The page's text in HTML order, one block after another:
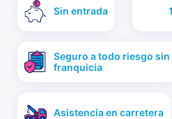
Sin entrada
Seguro a todo riesgo sin
franquicia
Asistencia en carretera